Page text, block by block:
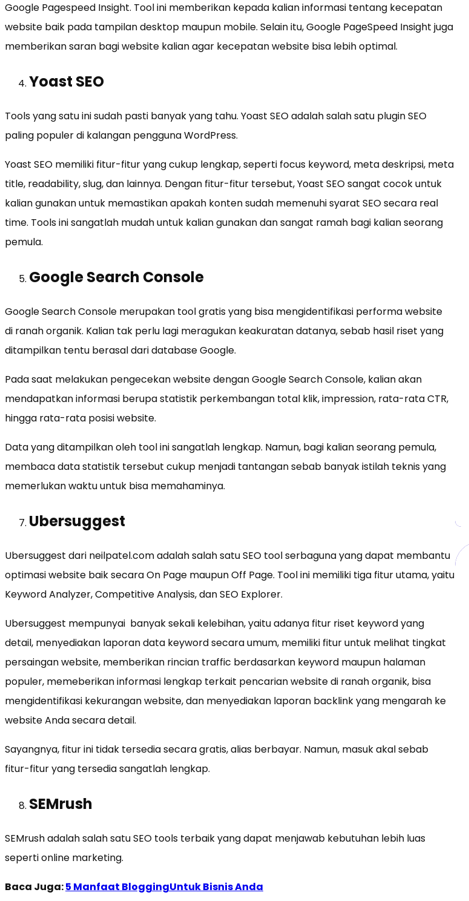
Google Pagespeed Insight. Tool ini memberikan kepada kalian informasi tentang kecepatan
website baik pada tampilan desktop maupun mobile. Selain itu, Google PageSpeed Insight juga
memberikan saran bagi website kalian agar kecepatan website bisa lebih optimal.
Yoast SEO
Tools yang satu ini sudah pasti banyak yang tahu. Yoast SEO adalah salah satu plugin SEO
paling populer di kalangan pengguna WordPress.
Yoast SEO memiliki fitur-fitur yang cukup lengkap, seperti focus keyword, meta deskripsi, meta
title, readability, slug, dan lainnya. Dengan fitur-fitur tersebut, Yoast SEO sangat cocok untuk
kalian gunakan untuk memastikan apakah konten sudah memenuhi syarat SEO secara real
time. Tools ini sangatlah mudah untuk kalian gunakan dan sangat ramah bagi kalian seorang
pemula.
Google Search Console
Google Search Console merupakan tool gratis yang bisa mengidentifikasi performa website
di ranah organik. Kalian tak perlu lagi meragukan keakuratan datanya, sebab hasil riset yang
ditampilkan tentu berasal dari database Google.
Pada saat melakukan pengecekan website dengan Google Search Console, kalian akan
mendapatkan informasi berupa statistik perkembangan total klik, impression, rata-rata CTR,
hingga rata-rata posisi website.
Data yang ditampilkan oleh tool ini sangatlah lengkap. Namun, bagi kalian seorang pemula,
membaca data statistik tersebut cukup menjadi tantangan sebab banyak istilah teknis yang
memerlukan waktu untuk bisa memahaminya.
Ubersuggest
Ubersuggest dari neilpatel.com adalah salah satu SEO tool serbaguna yang dapat membantu
optimasi website baik secara On Page maupun Off Page. Tool ini memiliki tiga fitur utama, yaitu
Keyword Analyzer, Competitive Analysis, dan SEO Explorer.
Ubersuggest mempunyai banyak sekali kelebihan, yaitu adanya fitur riset keyword yang
detail, menyediakan laporan data keyword secara umum, memiliki fitur untuk melihat tingkat
persaingan website, memberikan rincian traffic berdasarkan keyword maupun halaman
populer, memeberikan informasi lengkap terkait pencarian website di ranah organik, bisa
mengidentifikasi kekurangan website, dan menyediakan laporan backlink yang mengarah ke
website Anda secara detail.
Sayangnya, fitur ini tidak tersedia secara gratis, alias berbayar. Namun, masuk akal sebab
fitur-fitur yang tersedia sangatlah lengkap.
SEMrush
SEMrush adalah salah satu SEO tools terbaik yang dapat menjawab kebutuhan lebih luas
seperti online marketing.
Baca Juga:5 Manfaat BloggingUntuk Bisnis Anda